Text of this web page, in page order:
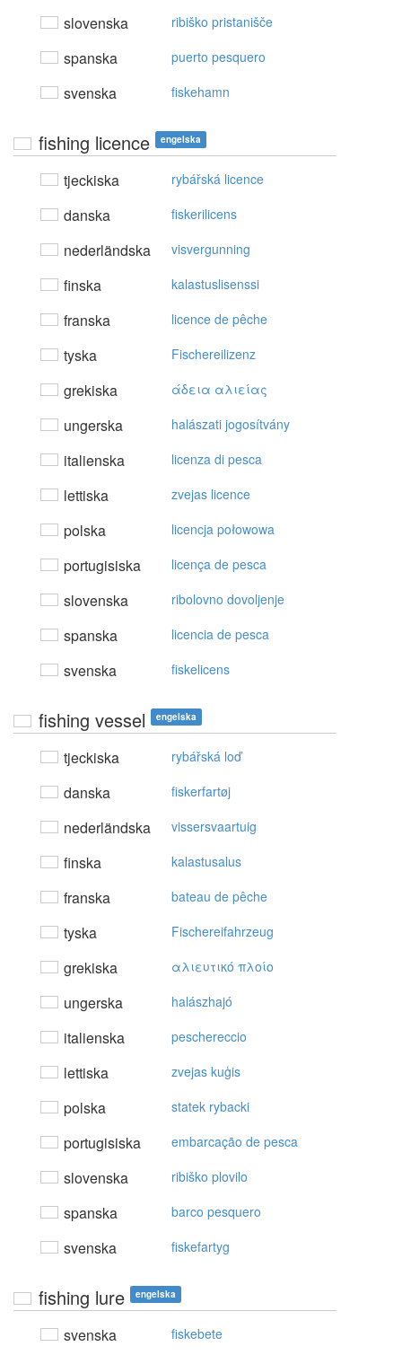
slovenska ribiško pristanišče
spanska puerto pesquero
svenska fiskehamn
fishing licence engelska
tjeckiska rybářská licence
danska fiskerilicens
nederländska visvergunning
finska kalastuslisenssi
franska licence de pêche
tyska Fischereilizenz
grekiska άδεια αλιείας
ungerska halászati jogosítvány
italienska licenza di pesca
lettiska zvejas licence
polska licencja połowowa
portugisiska licença de pesca
slovenska ribolovno dovoljenje
spanska licencia de pesca
svenska fiskelicens
fishing vessel engelska
tjeckiska rybářská loď
danska fiskerfartøj
nederländska vissersvaartuig
finska kalastusalus
franska bateau de pêche
tyska Fischereifahrzeug
grekiska αλιευτικό πλoίo
ungerska halászhajó
italienska peschereccio
lettiska zvejas kuģis
polska statek rybacki
portugisiska embarcação de pesca
slovenska ribiško plovilo
spanska barco pesquero
svenska fiskefartyg
fishing lure engelska
svenska fiskebete